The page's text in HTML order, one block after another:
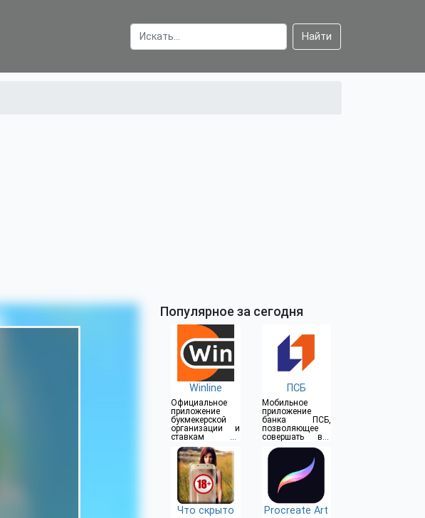
Найти
Популярное за сегодня
Winline
Официальное
приложение
букмекерской
организации и
ставкам на
спорт
ПСБ
Мобильное
приложение
банка ПСБ,
позволяющее
совершать все
операции прямо
из дома
Что скрыто
Procreate Art